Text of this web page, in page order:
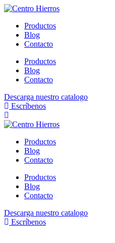
Ir
contenidoProductos
Blog
Contacto
Productos
Blog
Contacto
Descarga nuestro catalogo
Escríbenos
Productos
Blog
Contacto
Productos
Blog
Contacto
Descarga nuestro catalogo
Escríbenos